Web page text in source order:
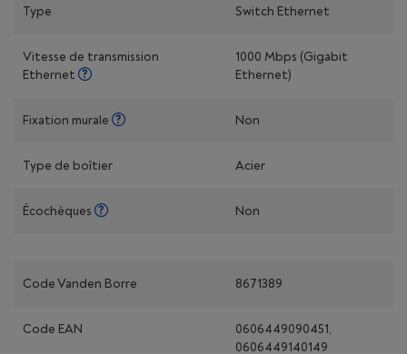
Type Switch Ethernet
Vitesse de transmission
Ethernet
1000 Mbps (Gigabit
Ethernet)
Fixation murale Non
Type de boîtier Acier
Écochèques Non
Code Vanden Borre 8671389
Code EAN
0606449090451,
0606449140149